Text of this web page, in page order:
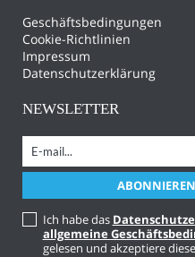
Geschäftsbedingungen
Cookie-Richtlinien
Impressum
Datenschutzerklärung
NEWSLETTER
Ich habe das
allgemeine
gelesen und akzeptiere diese